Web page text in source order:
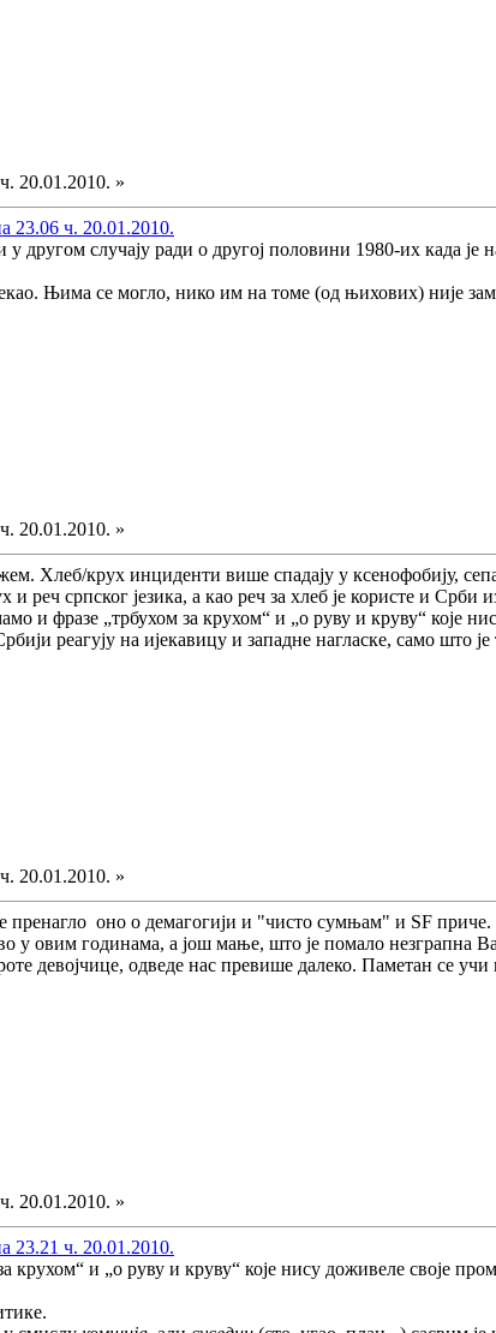
20.01.2010. »
23.06 ч. 20.01.2010.
другом случају ради о другој половини 1980-их када
Њима се могло, нико им на томе (од њихових) није
20.01.2010. »
Хлеб/крух инциденти више спадају у ксенофобију,
и реч српског језика, а као реч за хлеб је користе и
и фразе „трбухом за крухом“ и „о руву и круву“ које
реагују на ијекавицу и западне нагласке, само што
20.01.2010. »
пренагло оно о демагогији и "чисто сумњам" и SF
у овим годинама, а још мање, што је помало незграпна
девојчице, одведе нас превише далеко. Паметан се учи
20.01.2010. »
23.21 ч. 20.01.2010.
крухом“ и „о руву и круву“ које нису доживеле своје